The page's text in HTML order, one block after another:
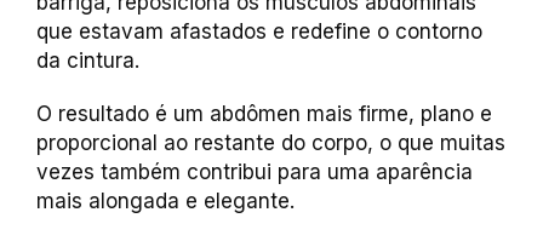
que estavam afastados e redefine o contorno
da cintura.
O resultado é um abdômen mais firme, plano e
proporcional ao restante do corpo, o que muitas
vezes também contribui para uma aparência
mais alongada e elegante.